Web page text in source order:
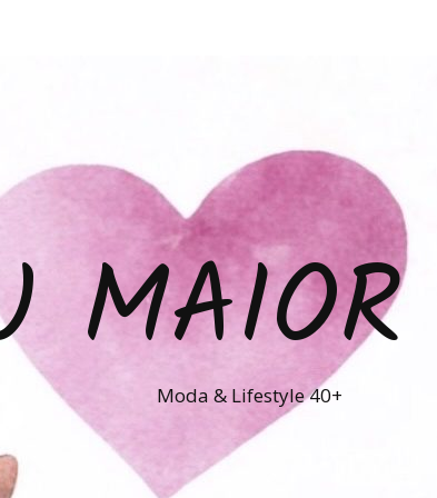
Moda & Lifestyle 40+